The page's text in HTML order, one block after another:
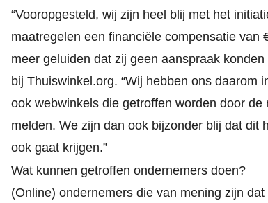
“Vooropgesteld, wij zijn heel blij met het
maatregelen een financiële compensatie
meer geluiden dat zij geen aanspraak
bij Thuiswinkel.org. “Wij hebben ons
ook webwinkels die getroffen worden door
melden. We zijn dan ook bijzonder blij dat dit
ook gaat krijgen.”
Wat kunnen getroffen ondernemers doen?
(Online) ondernemers die van mening zijn